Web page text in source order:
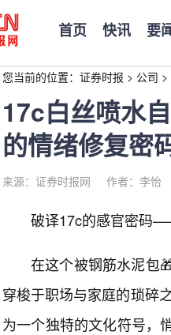
首页 快讯 要
您当前的位置： 证券时报 > 公司 >
17c白丝喷水
的情绪修复密
来源：证券时报网 作者：李怡
破译17c的感官密码
在这个被钢筋水泥包
穿梭于职场与家庭的琐碎
为一个独特的文化符号，